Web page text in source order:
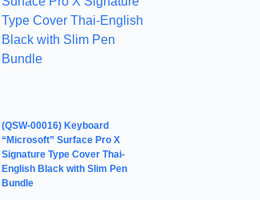
(QSW-00016) Keyboard
“Microsoft” Surface Pro X
Signature Type Cover Thai-
English Black with Slim Pen
Bundle